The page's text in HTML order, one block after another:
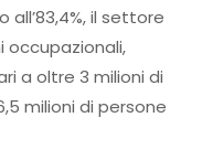
il settore
occupazionali,
a oltre 3 milioni di
milioni di persone